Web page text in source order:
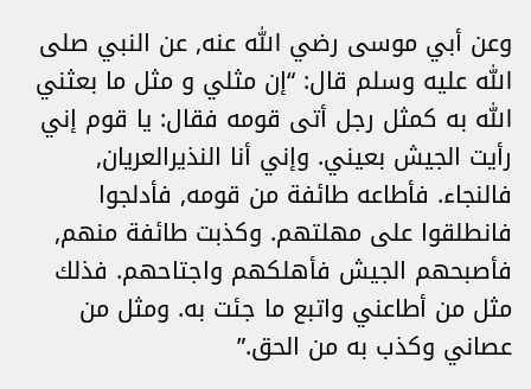
وعن أبي موسى رضي الله عنه, عن النبي صلى
الله عليه وسلم قال: “إن مثلي و مثل ما بعثني
الله به كمثل رجل أتى قومه فقال: يا قوم إني
رأيت الجيش بعيني. وإني أنا النذيرالعريان,
فالنجاء. فأطاعه طائفة من قومه, فأدلجوا
فانطلقوا على مهلتهم. وكذبت طائفة منهم,
فأصبحهم الجيش فأهلكهم واجتاحهم. فذلك
مثل من أطاعني واتبع ما جئت به. ومثل من
عصاني وكذب به من الحق.”